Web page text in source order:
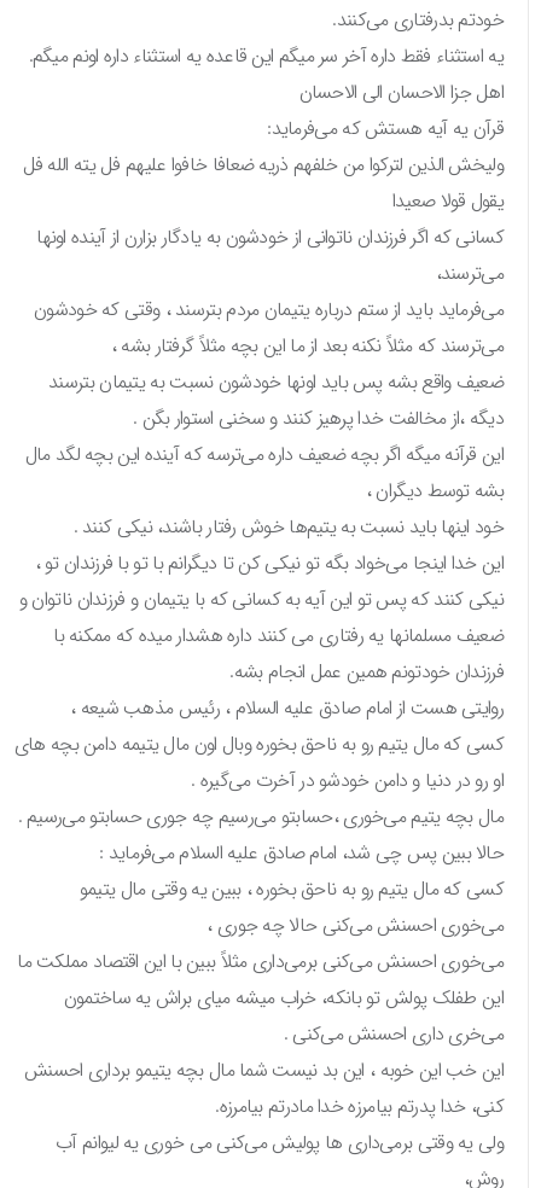
خودتم بدرفتاری می‌کنند.
یه استثناء فقط داره آخر سر میگم این قاعده یه استثناء داره اونم میگم.
اهل جزا الاحسان الی الاحسان
قرآن یه آیه هستش که می‌فرماید:
ولیخش الذین لترکوا من خلفهم ذریه ضعافا خافوا علیهم فل یته الله فل
یقول قولا صعیدا
کسانی که اگر فرزندان ناتوانی از خودشون به یادگار بزارن از آینده اونها
می‌ترسند،
می‌فرماید باید از ستم درباره یتیمان مردم بترسند ، وقتی که خودشون
می‌ترسند که مثلاً نکنه بعد از ما این بچه مثلاً گرفتار بشه ،
ضعیف واقع بشه پس باید اونها خودشون نسبت به یتیمان بترسند
دیگه ،از مخالفت خدا پرهیز کنند و سخنی استوار بگن .
این قرآنه میگه اگر بچه ضعیف داره می‌ترسه که آینده این بچه لگد مال
بشه توسط دیگران ،
خود اینها باید نسبت به یتیم‌ها خوش رفتار باشند، نیکی کنند .
این خدا اینجا می‌خواد بگه تو نیکی کن تا دیگرانم با تو با فرزندان تو ،
نیکی کنند که پس تو این آیه به کسانی که با یتیمان و فرزندان ناتوان و
ضعیف مسلمانها یه رفتاری می کنند داره هشدار میده که ممکنه با
فرزندان خودتونم همین عمل انجام بشه.
روایتی هست از امام صادق علیه السلام ، رئیس مذهب شیعه ،
کسی که مال یتیم رو به ناحق بخوره وبال اون مال یتیمه دامن بچه های
او رو در دنیا و دامن خودشو در آخرت می‌گیره .
مال بچه یتیم می‌خوری ،حسابتو می‌رسیم چه جوری حسابتو می‌رسیم .
حالا ببین پس چی شد، امام صادق علیه السلام می‌فرماید :
کسی که مال یتیم رو به ناحق بخوره ، ببین یه وقتی مال یتیمو
می‌خوری احسنش می‌کنی حالا چه جوری ،
می‌خوری احسنش می‌کنی برمی‌داری مثلاً ببین با این اقتصاد مملکت ما
این طفلک پولش تو بانکه، خراب میشه میای براش یه ساختمون
می‌خری داری احسنش می‌کنی .
این خب این خوبه ، این بد نیست شما مال بچه یتیمو برداری احسنش
کنی، خدا پدرتم بیامرزه خدا مادرتم بیامرزه.
ولی یه وقتی برمی‌داری ها پولیش می‌کنی می خوری یه لیوانم آب
روش،